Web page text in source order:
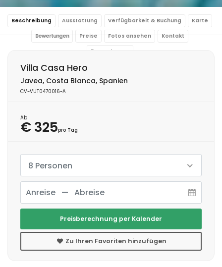
Beschreibung Ausstattung Verfügbarkeit & Buchung Karte
Bewertungen Preise Fotos ansehen Kontakt
Reservierung
Villa Casa Hero
Javea, Costa Blanca, Spanien
CV-VUT0470016-A
Ab
€ 325pro Tag
8 Personen
Preisberechnung per Kalender
Zu Ihren Favoriten hinzufügen